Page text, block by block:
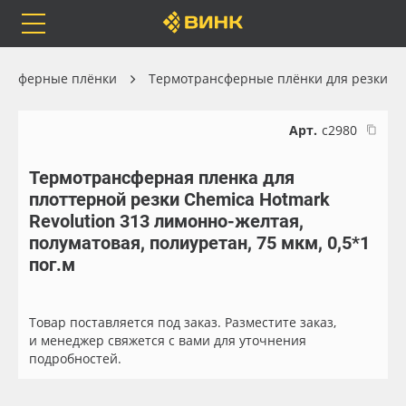
Каталог
Orafol
Бренды
Доставка
Оплата
Весь каталог
Рулонные материалы
Самоклеящиеся плёнки
Листовые материалы
Чернила
плёнки Термотрансферные плёнки для резки
Арт. с2980
Термотрансферная пленка для
плоттерной резки Chemica Hotmark
Revolution 313 лимонно-желтая,
полуматовая, полиуретан, 75 мкм, 0,5*1
пог.м
Товар поставляется под заказ. Разместите заказ,
и менеджер свяжется с вами для уточнения
подробностей.